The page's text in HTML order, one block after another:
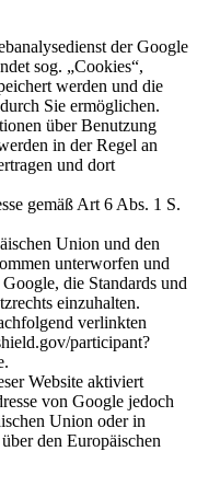
der Google
sog. „Cookies“,
werden und die
Sie ermöglichen.
über Benutzung
in der Regel an
und dort
gemäß Art 6 Abs. 1 S.
Union und den
unterworfen und
die Standards und
einzuhalten.
verlinkten
participant?
Website aktiviert
von Google jedoch
Union oder in
den Europäischen